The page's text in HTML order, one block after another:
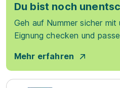
Du bist noch
Geh auf Nummer sicher
Eignung checken und
Mehr erfahren